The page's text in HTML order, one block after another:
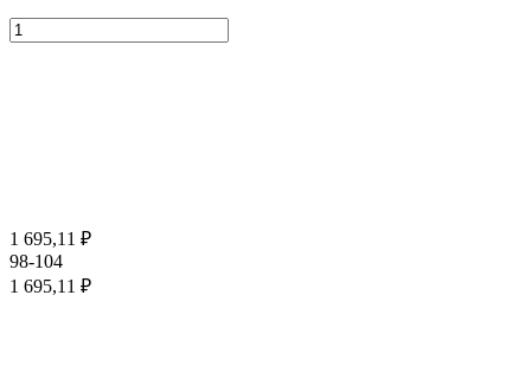
1 695,11 ₽
98-104
1 695,11 ₽